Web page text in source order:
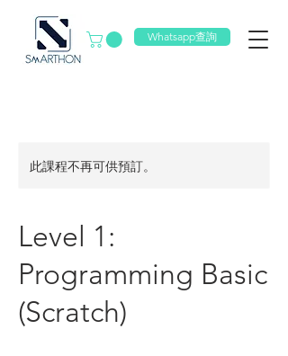
Whatsapp查詢
此課程不再可供預訂。
Level 1:
Programming Basic
(Scratch)